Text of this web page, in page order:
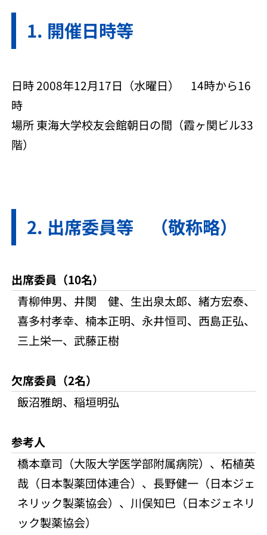
開催日時等
日時 2008年12月17日（水曜日） 14時から16
時
場所 東海大学校友会館朝日の間（霞ヶ関ビル33
階）
出席委員等 （敬称略）
出席委員（10名）
青柳伸男、井関 健、生出泉太郎、緒方宏泰、
喜多村孝幸、楠本正明、永井恒司、西島正弘、
三上栄一、武藤正樹
欠席委員（2名）
飯沼雅朗、稲垣明弘
参考人
橋本章司（大阪大学医学部附属病院）、柘植英
哉（日本製薬団体連合）、長野健一（日本ジェ
ネリック製薬協会）、川俣知巳（日本ジェネリ
ック製薬協会）